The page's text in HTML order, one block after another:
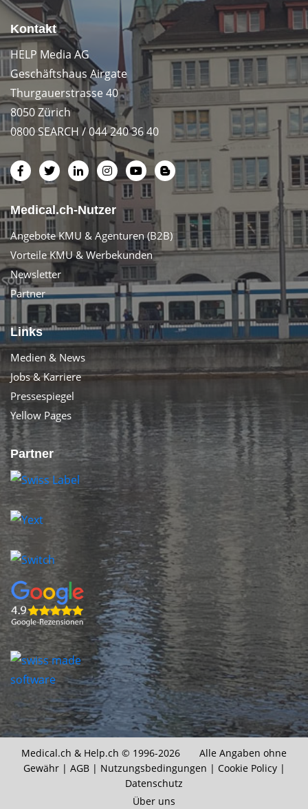
Kontakt
HELP Media AG
Geschäftshaus Airgate
Thurgauerstrasse 40
8050 Zürich
0800 SEARCH / 044 240 36 40
Medical.ch-Nutzer
Angebote KMU & Agenturen (B2B)
Vorteile KMU & Werbekunden
Newsletter
Partner
Links
Medien & News
Jobs & Karriere
Pressespiegel
Yellow Pages
Partner
Medical.ch & Help.ch © 1996-2026 Alle Angaben ohne
Gewähr | AGB| Nutzungsbedingungen | Cookie Policy|
Datenschutz
Über uns